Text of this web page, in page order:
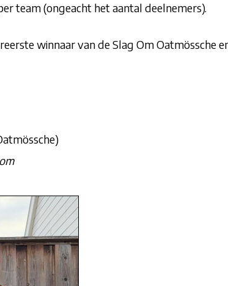
team (ongeacht het aantal deelnemers).
winnaar van de Slag Om Oatmössche